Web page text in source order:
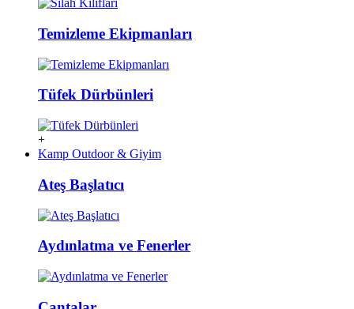
Temizleme Ekipmanları
Tüfek Dürbünleri
+
Kamp Outdoor & Giyim
Ateş Başlatıcı
Aydınlatma ve Fenerler